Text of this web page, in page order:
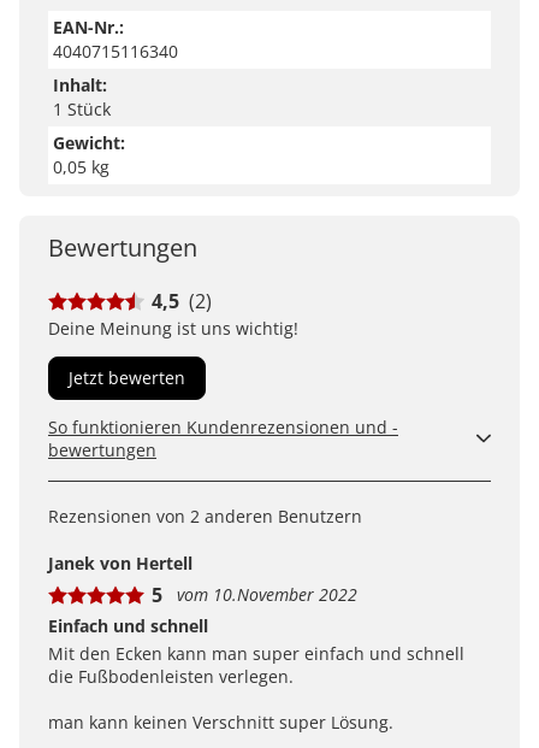
EAN-Nr.:
4040715116340
Inhalt:
1 Stück
Gewicht:
0,05 kg
Bewertungen
4,5 (2)
Deine Meinung ist uns wichtig!
Jetzt bewerten
So funktionieren Kundenrezensionen und -
bewertungen
zu können. Uns ist wichtig, transparent zu zeigen, wie
Hinweis Verifizierter Kauf bedeutet.
Erfahren Sie mehr darüber, wie Kundenbewertungen
bei uns funktionieren
Rezensionen von 2 anderen Benutzern
Janek von Hertell
5
vom 10.November 2022
Einfach und schnell
Mit den Ecken kann man super einfach und schnell
die Fußbodenleisten verlegen.
man kann keinen Verschnitt super Lösung.